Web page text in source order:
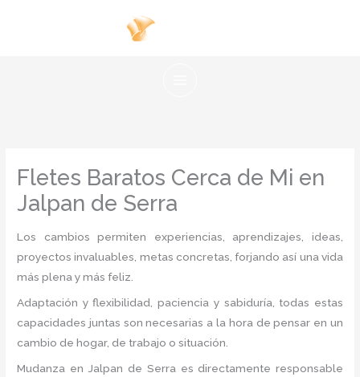
Fletes Baratos Cerca de Mi en
Jalpan de Serra
Los cambios permiten experiencias, aprendizajes, ideas,
proyectos invaluables, metas concretas, forjando así una vida
más plena y más feliz.
Adaptación y flexibilidad, paciencia y sabiduría, todas estas
capacidades juntas son necesarias a la hora de pensar en un
cambio de hogar, de trabajo o situación.
Mudanza en Jalpan de Serra es directamente responsable